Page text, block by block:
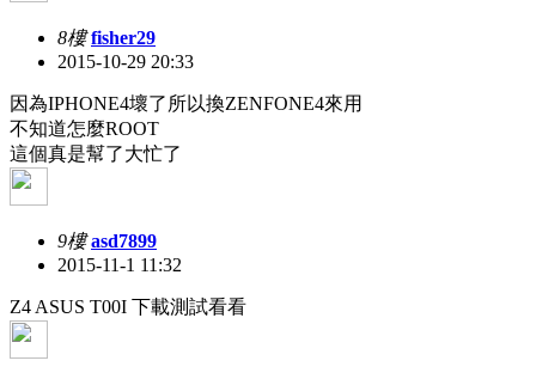
8樓 fisher29
2015-10-29 20:33
因為IPHONE4壞了所以換ZENFONE4來用
不知道怎麼ROOT
這個真是幫了大忙了
9樓 asd7899
2015-11-1 11:32
Z4 ASUS T00I 下載測試看看